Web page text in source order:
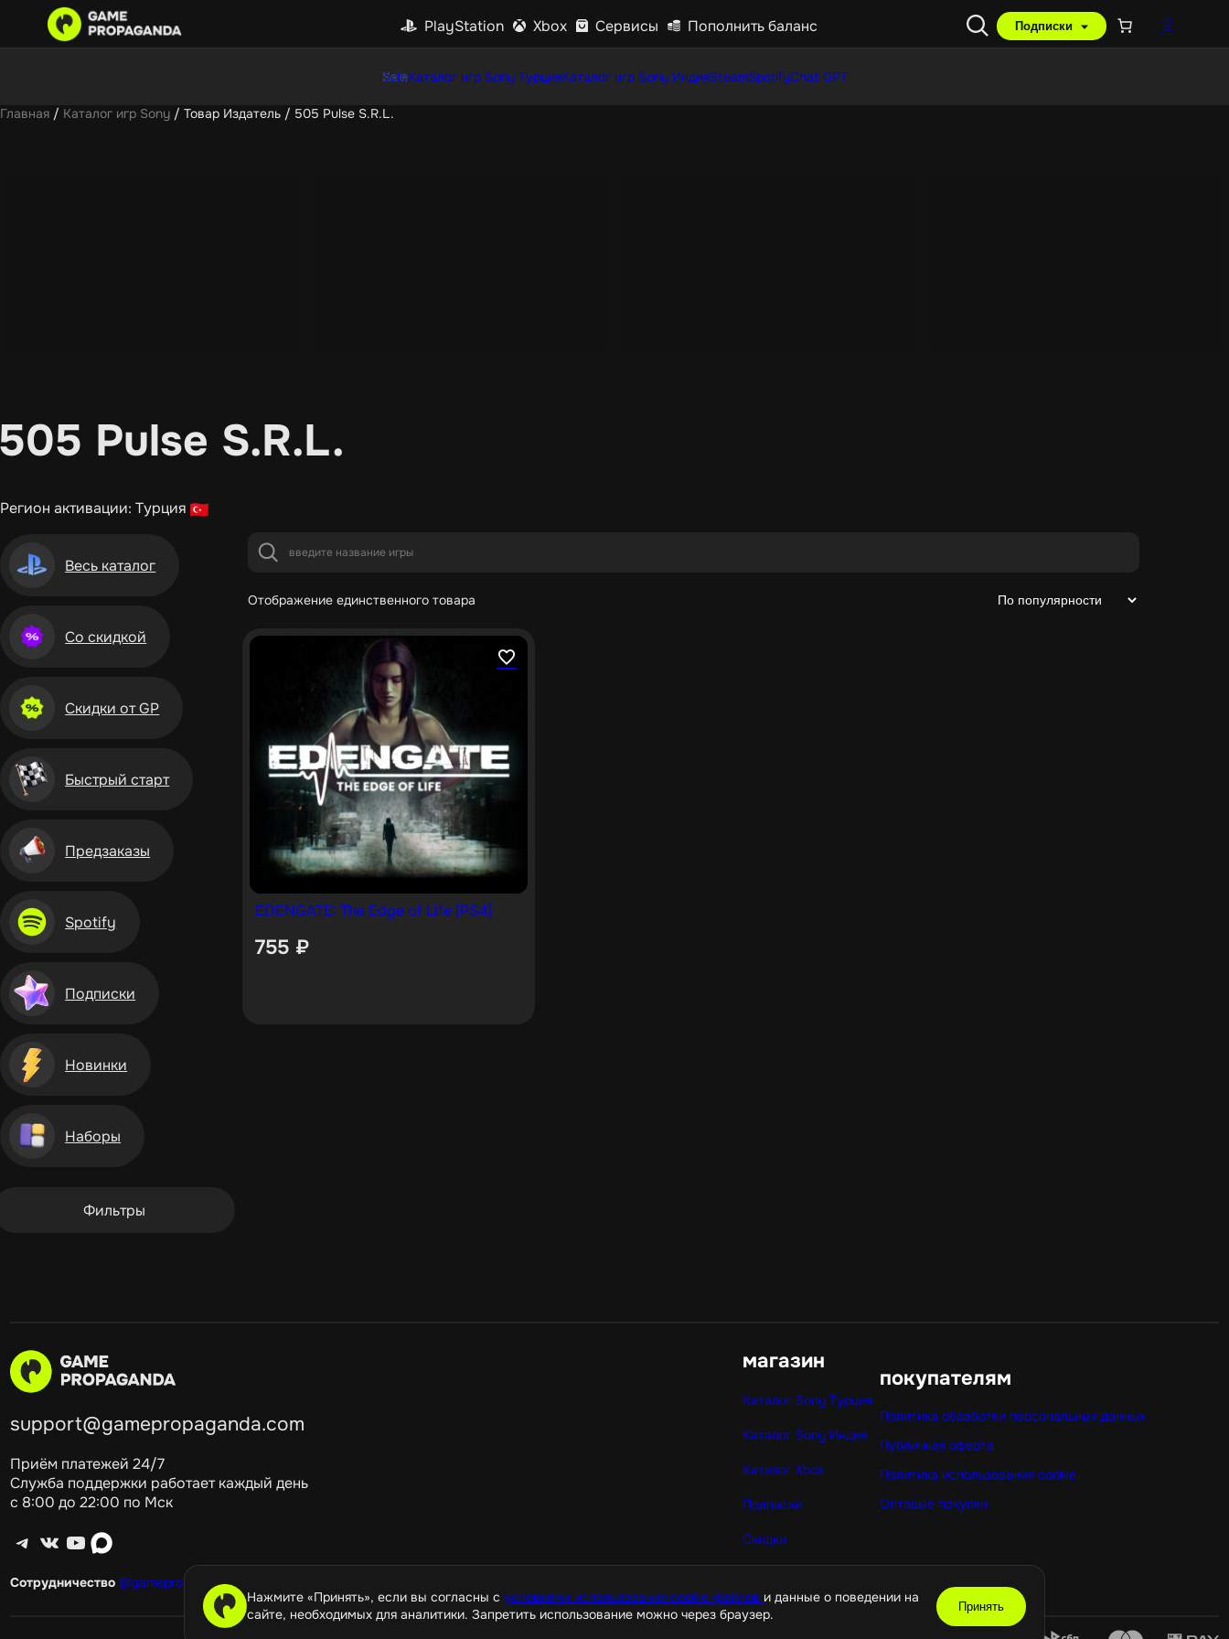
Нажмите «Принять», если вы согласны с условиями использования cookie-файлов и данные о поведении на
сайте, необходимых для аналитики. Запретить использование можно через браузер.
Принять
PlayStation Xbox Сервисы Пополнить баланс Подписки
SaleКаталог игр Sony ТурцияКаталог игр Sony ИндияSteamSpotifyChat GPT
Главная / Каталог игр Sony / Товар Издатель / 505 Pulse S.R.L.
Pulse S.R.L.
Регион активации: Турция
Весь каталог
Со скидкой
Скидки от GP
Быстрый старт
Предзаказы
Spotify
Подписки
Новинки
Наборы
Фильтры
Отображение единственного товара
EDENGATE: The Edge of Life [PS4]
755 ₽
support@gamepropaganda.com
Приём платежей 24/7
Служба поддержки работает каждый день
с 8:00 до 22:00 по Мск
Telegram ВКонтакте YouTube max
Сотрудничество @gamepropagandagang
магазин
Каталог Sony Турция
Каталог Sony Индия
Каталог Xbox
Подписки
Скидки
покупателям
Политика обработки персональных данных
Публичная оферта
Политика использования cookie
Оптовые покупки